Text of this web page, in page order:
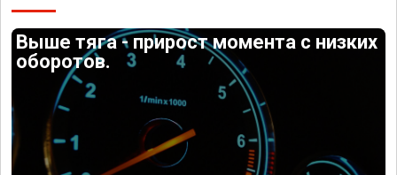
Выше тяга - прирост момента с низких
оборотов.